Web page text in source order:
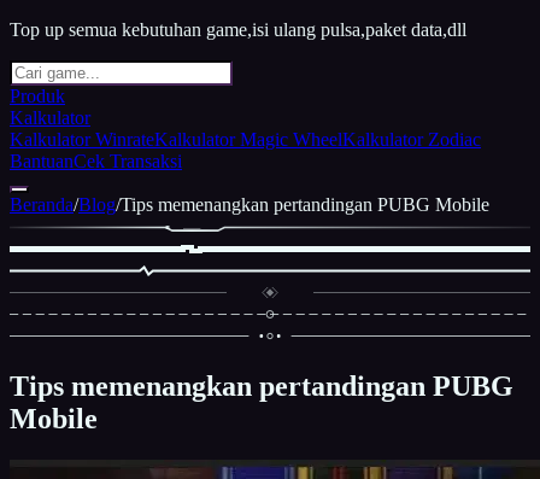
Top up semua kebutuhan game,isi ulang pulsa,paket data,dll
Produk
Kalkulator
Kalkulator WinrateKalkulator Magic WheelKalkulator Zodiac
BantuanCek Transaksi
Beranda/Blog/Tips memenangkan pertandingan PUBG Mobile
Tips memenangkan pertandingan PUBG
Mobile